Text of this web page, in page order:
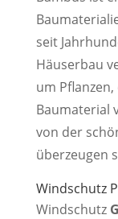
seit
Häuserbau
um Pflanzen,
Baumaterial
von der
überzeugen
Windschutz
Windschutz